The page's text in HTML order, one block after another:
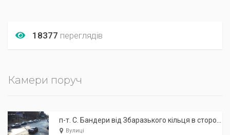
18377 переглядів
Камери поруч
п-т. С. Бандери від Збаразького кільця в сторону літака
Вулиці